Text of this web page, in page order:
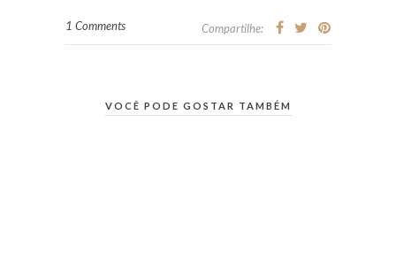
1 Comments Compartilhe:
VOCÊ PODE GOSTAR TAMBÉM